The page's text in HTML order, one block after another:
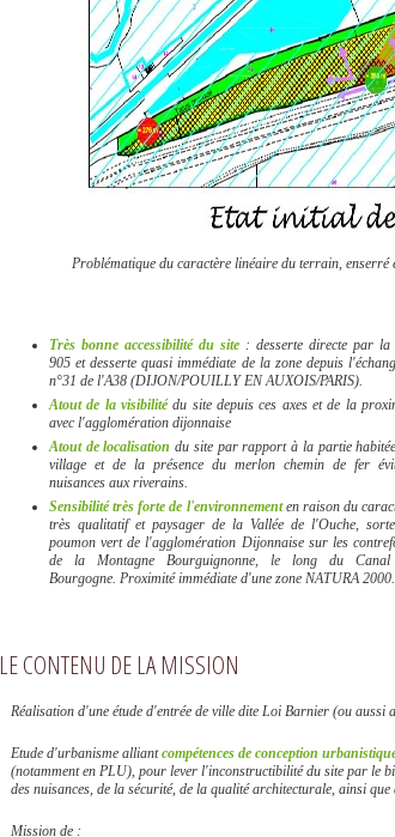
Problématique du caractère linéaire du terrain, enserré
Très bonne accessibilité du site : desserte directe par la
905 et desserte quasi immédiate de la zone depuis
n°31 de l'A38 (DIJON/POUILLY EN AUXOIS/PARIS).
Atout de la visibilitédu site depuis ces axes et de la
avec l'agglomération dijonnaise
Atout de localisation du site par rapport à la partie
village et de la présence du merlon chemin de fer
nuisances aux riverains.
Sensibilité très forte de l'environnementen raison du
très qualitatif et paysager de la Vallée de l'Ouche,
poumon vert de l'agglomération Dijonnaise sur les
de la Montagne Bourguignonne, le long du
Bourgogne. Proximité immédiate d'une zone NATURA 2000.
LE CONTENU DE LA MISSION
Réalisation d'une étude d'entrée de ville dite Loi Barnier (ou aussi
Etude d'urbanisme alliantcompétences de conception
(notamment en PLU), pour lever l'inconstructibilité du site par le
des nuisances, de la sécurité, de la qualité architecturale, ainsi
Mission de :